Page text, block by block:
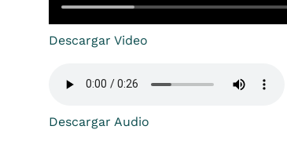
Descargar Video
Descargar Audio